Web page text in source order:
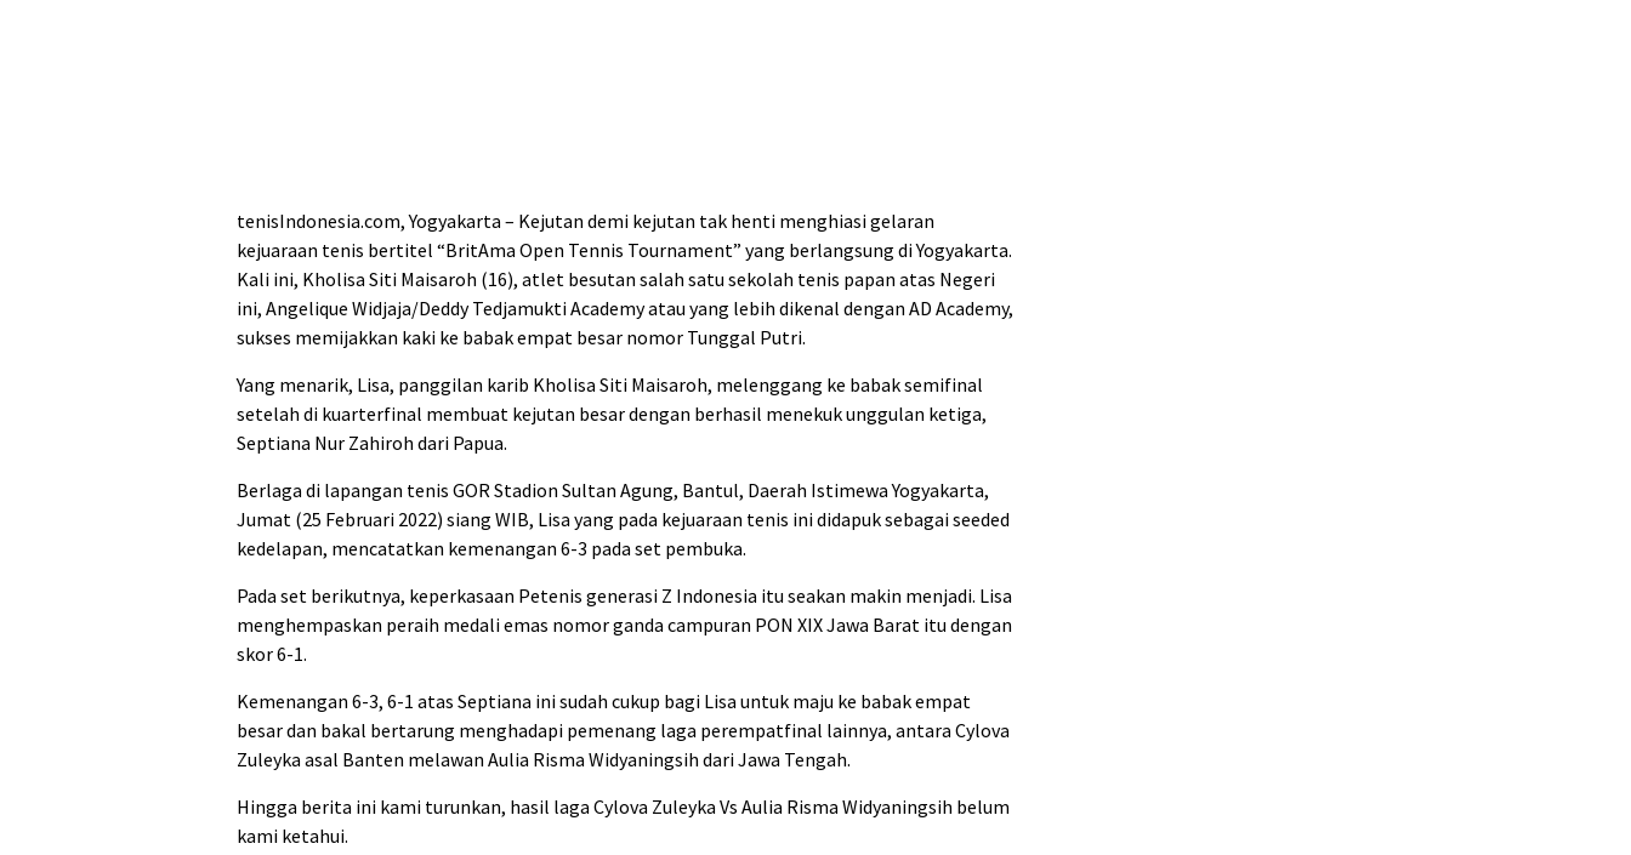
tenisIndonesia.com, Yogyakarta – Kejutan demi kejutan tak henti menghiasi gelaran
kejuaraan tenis bertitel “BritAma Open Tennis Tournament” yang berlangsung di Yogyakarta.
Kali ini, Kholisa Siti Maisaroh (16), atlet besutan salah satu sekolah tenis papan atas Negeri
ini, Angelique Widjaja/Deddy Tedjamukti Academy atau yang lebih dikenal dengan AD Academy,
sukses memijakkan kaki ke babak empat besar nomor Tunggal Putri.
Yang menarik, Lisa, panggilan karib Kholisa Siti Maisaroh, melenggang ke babak semifinal
setelah di kuarterfinal membuat kejutan besar dengan berhasil menekuk unggulan ketiga,
Septiana Nur Zahiroh dari Papua.
Berlaga di lapangan tenis GOR Stadion Sultan Agung, Bantul, Daerah Istimewa Yogyakarta,
Jumat (25 Februari 2022) siang WIB, Lisa yang pada kejuaraan tenis ini didapuk sebagai seeded
kedelapan, mencatatkan kemenangan 6-3 pada set pembuka.
Pada set berikutnya, keperkasaan Petenis generasi Z Indonesia itu seakan makin menjadi. Lisa
menghempaskan peraih medali emas nomor ganda campuran PON XIX Jawa Barat itu dengan
skor 6-1.
Kemenangan 6-3, 6-1 atas Septiana ini sudah cukup bagi Lisa untuk maju ke babak empat
besar dan bakal bertarung menghadapi pemenang laga perempatfinal lainnya, antara Cylova
Zuleyka asal Banten melawan Aulia Risma Widyaningsih dari Jawa Tengah.
Hingga berita ini kami turunkan, hasil laga Cylova Zuleyka Vs Aulia Risma Widyaningsih belum
kami ketahui.